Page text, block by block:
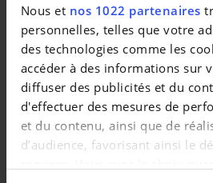
Nous et nos 1022 partenaires
personnelles, telles que votre
des technologies comme les
accéder à des informations sur
diffuser des publicités et du
d'effectuer des mesures de
et du contenu, ainsi que de
d’audience, favorisant ainsi le
services. Vous avez le choix
Véhicules similaires
PEUGEOT 308